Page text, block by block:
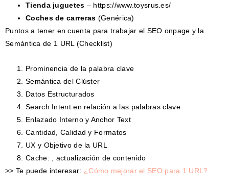
Tienda juguetes – https://www.toysrus.es/
Coches de carreras (Genérica)
Puntos a tener en cuenta para trabajar el SEO onpage y la
Semántica de 1 URL (Checklist)
Prominencia de la palabra clave
Semántica del Clúster
Datos Estructurados
Search Intent en relación a las palabras clave
Enlazado Interno y Anchor Text
Cantidad, Calidad y Formatos
UX y Objetivo de la URL
Cache: , actualización de contenido
>> Te puede interesar: ¿Cómo mejorar el SEO para 1 URL?